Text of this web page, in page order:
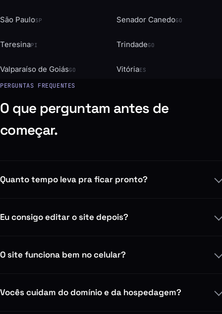
São PauloSP Senador CanedoGO
TeresinaPI TrindadeGO
Valparaíso de GoiásGO VitóriaES
PERGUNTAS FREQUENTES
O que perguntam antes de
começar.
Quanto tempo leva pra ficar pronto?
Eu consigo editar o site depois?
O site funciona bem no celular?
Vocês cuidam do domínio e da hospedagem?